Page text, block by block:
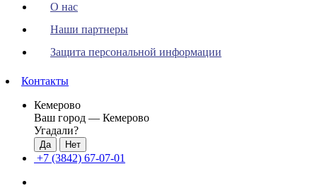
О нас
Наши партнеры
Защита персональной информации
Контакты
Кемерово
Ваш город — Кемерово
Угадали?
+7 (3842) 67-07-01